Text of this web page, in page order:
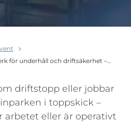
för underhåll och driftsäkerhet –…
driftstopp eller jobbar
i toppskick –
arbetet eller är operativt